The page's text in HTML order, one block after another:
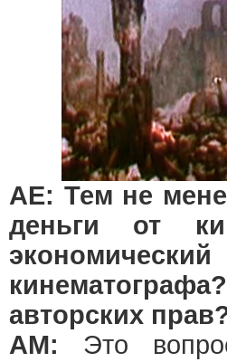
АЕ: Тем не
деньги от
авторских
АМ: Это